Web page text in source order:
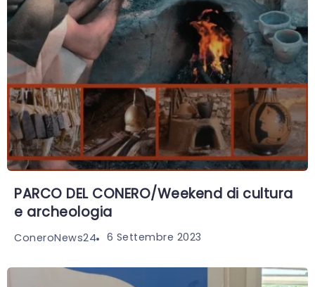
PARCO DEL CONERO/Weekend di cultura
e archeologia
ConeroNews24 6 Settembre 2023